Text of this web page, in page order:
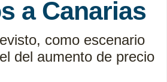
a Canarias
como escenario
del aumento de precio